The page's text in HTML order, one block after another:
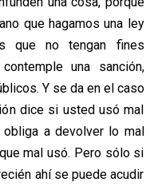
que hagamos una ley
que no tengan fines
una sanción,
Y se da en el caso
dice si usted usó mal
a devolver lo mal
mal usó. Pero sólo si
ahí se puede acudir